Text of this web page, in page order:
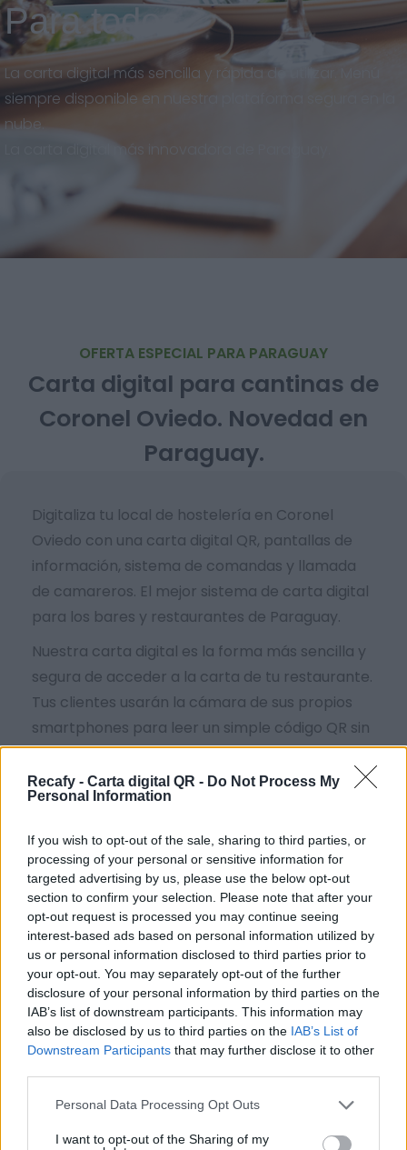
Recafy - Carta digital QR - Do Not Process My
Personal Information
If you wish to opt-out of the sale, sharing to third parties, or
processing of your personal or sensitive information for
targeted advertising by us, please use the below opt-out
section to confirm your selection. Please note that after your
opt-out request is processed you may continue seeing
interest-based ads based on personal information utilized by
us or personal information disclosed to third parties prior to
your opt-out. You may separately opt-out of the further
disclosure of your personal information by third parties on the
IAB’s list of downstream participants. This information may
also be disclosed by us to third parties on the IAB’s List of
Downstream Participants that may further disclose it to other
Please note that this website/app uses one or more Google
not limited to your visit or usage behaviour. You may click to
Personal Data Processing Opt Outs
I want to opt-out of the Sharing of my
Para todos
La carta digital más sencilla y rápida de utilizar. Menú
siempre disponible en nuestra plataforma segura en la
nube.
La carta digital más innovadora de Paraguay.
OFERTA ESPECIAL PARA PARAGUAY
Carta digital para cantinas de
Coronel Oviedo. Novedad en
Paraguay.
Digitaliza tu local de hostelería en Coronel
Oviedo con una carta digital QR, pantallas de
información, sistema de comandas y llamada
de camareros. El mejor sistema de carta digital
para los bares y restaurantes de Paraguay.
Nuestra carta digital es la forma más sencilla y
segura de acceder a la carta de tu restaurante.
Tus clientes usarán la cámara de sus propios
smartphones para leer un simple código QR sin
necesidad de instalar ninguna aplicación.
Hacemos accesible la digitalización de la
necesitas ayuda o no tienes tiempo, podemos
digitalizar la carta por ti.
Por eso hemos diseñado un sistema capaz de
ayudar a tu negocio a adaptarse a las
circunstancias actuales que nuestro país está
viviendo. Contamos con una carta de servicios
que pueden ayudarte a aminorar las cargas de
trabajo en tu negocio o empresa para que
puedas ofrecer a tus clientes la seguridad y el
apoyo que merecen. Llega la transformación
digital para quedarse. Menú digital QR para el